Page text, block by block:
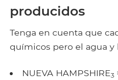
producidos
Tenga en cuenta que
químicos pero el agua y
NUEVA HAMPSHIRE3